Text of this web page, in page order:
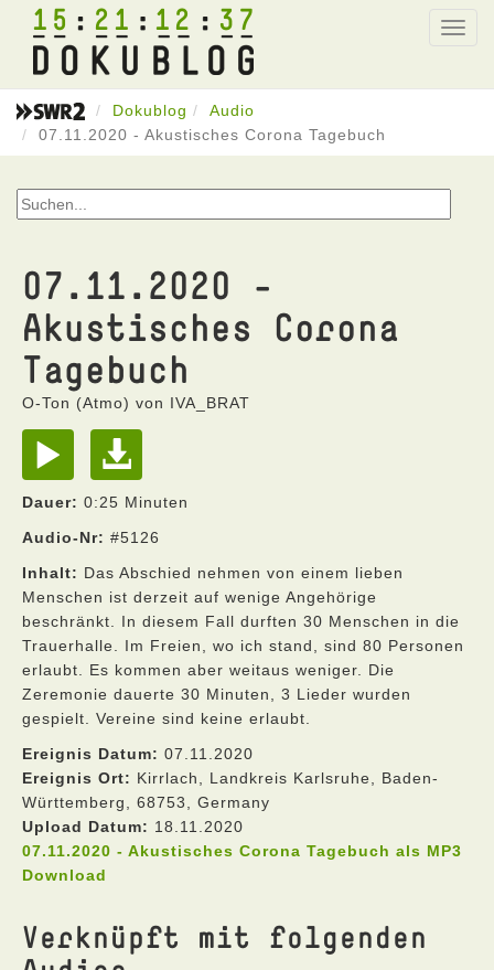
15 21 12 37
Dokublog
Audio
07.11.2020 - Akustisches Corona Tagebuch
07.11.2020 -
Akustisches Corona
Tagebuch
O-Ton (Atmo) von IVA_BRAT
Dauer: 0:25 Minuten
Audio-Nr: #5126
Inhalt: Das Abschied nehmen von einem lieben
Menschen ist derzeit auf wenige Angehörige
beschränkt. In diesem Fall durften 30 Menschen in die
Trauerhalle. Im Freien, wo ich stand, sind 80 Personen
erlaubt. Es kommen aber weitaus weniger. Die
Zeremonie dauerte 30 Minuten, 3 Lieder wurden
gespielt. Vereine sind keine erlaubt.
Ereignis Datum: 07.11.2020
Ereignis Ort: Kirrlach, Landkreis Karlsruhe, Baden-
Württemberg, 68753, Germany
Upload Datum: 18.11.2020
07.11.2020 - Akustisches Corona Tagebuch als MP3
Download
Verknüpft mit folgenden